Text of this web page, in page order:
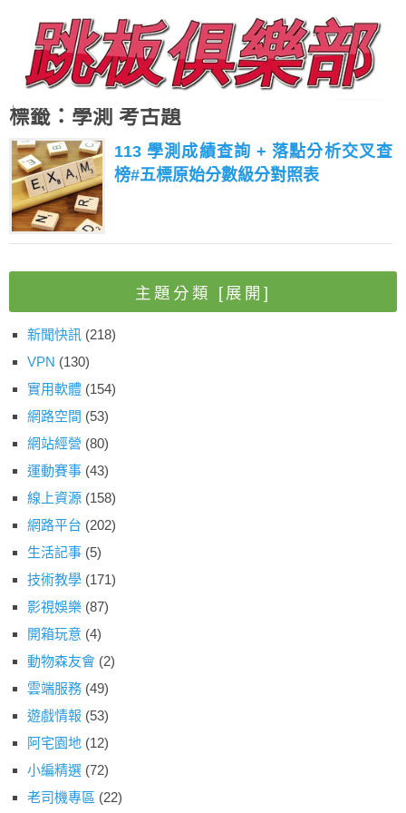
標籤：學測 考古題
113 學測成績查詢 + 落點分析交叉查
榜#五標原始分數級分對照表
主題分類 [展開]
新聞快訊 (218)
VPN (130)
實用軟體 (154)
網路空間 (53)
網站經營 (80)
運動賽事 (43)
線上資源 (158)
網路平台 (202)
生活記事 (5)
技術教學 (171)
影視娛樂 (87)
開箱玩意 (4)
動物森友會 (2)
雲端服務 (49)
遊戲情報 (53)
阿宅園地 (12)
小編精選 (72)
老司機專區 (22)